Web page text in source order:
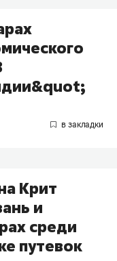
Крит
и
среди
путевок